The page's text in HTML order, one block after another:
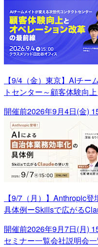
【9/4（金）東京】AIチ
トセンター～顧客体験向
開催前2026年9月4日(金)
【9/7（月）】Anthropic
具体例ーSkillsで広がる
開催前2026年9月7日(月)
セミナー一覧会社説明会